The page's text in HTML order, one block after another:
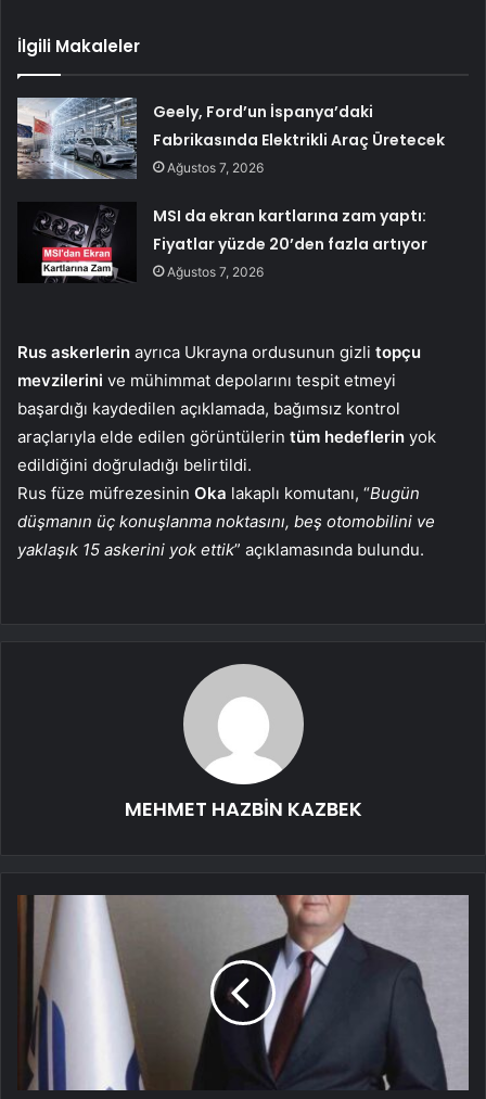
İlgili Makaleler
Geely, Ford’un İspanya’daki
Fabrikasında Elektrikli Araç Üretecek
Ağustos 7, 2026
MSI da ekran kartlarına zam yaptı:
Fiyatlar yüzde 20’den fazla artıyor
Ağustos 7, 2026
Rus askerlerin ayrıca Ukrayna ordusunun gizli topçu
mevzilerini ve mühimmat depolarını tespit etmeyi
başardığı kaydedilen açıklamada, bağımsız kontrol
araçlarıyla elde edilen görüntülerin tüm hedeflerin yok
edildiğini doğruladığı belirtildi.
Rus füze müfrezesinin Oka lakaplı komutanı, “Bugün
düşmanın üç konuşlanma noktasını, beş otomobilini ve
yaklaşık 15 askerini yok ettik” açıklamasında bulundu.
MEHMET HAZBİN KAZBEK